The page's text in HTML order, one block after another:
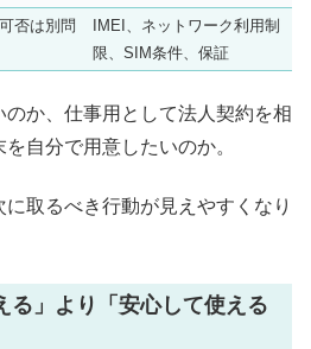
否は別問
IMEI、ネットワーク利用制
限、SIM条件、保証
か、仕事用として法人契約を相
自分で用意したいのか。
取るべき行動が見えやすくなり
る」より「安心して使える